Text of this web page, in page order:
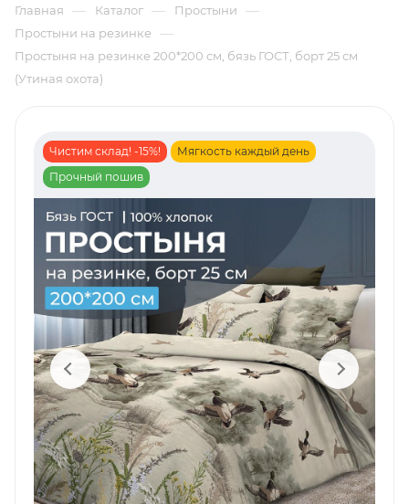
Главная — Каталог — Простыни —
Простыни на резинке —
Простыня на резинке 200*200 см, бязь ГОСТ, борт 25 см
(Утиная охота)
Чистим склад! -15%!
Мягкость каждый день
Прочный пошив